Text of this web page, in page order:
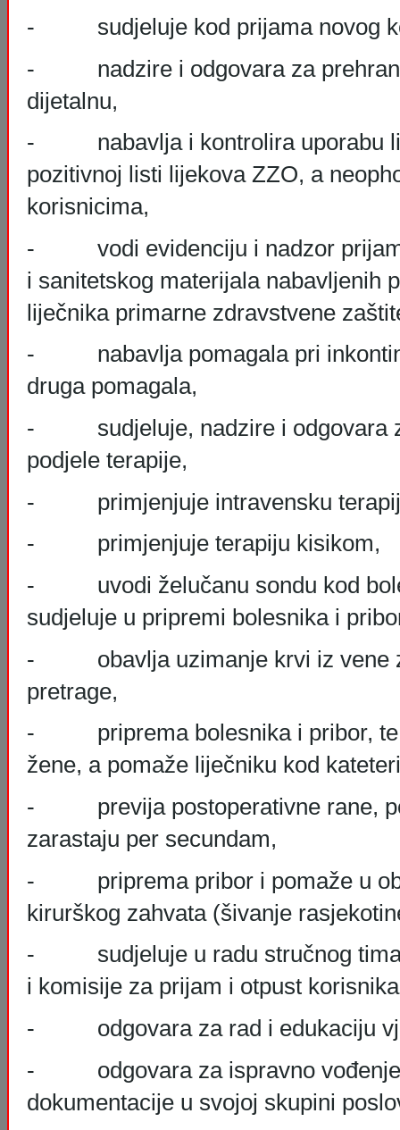
- sudjeluje kod prijama novog
- nadzire i odgovara za
dijetalnu,
- nabavlja i kontrolira uporabu
pozitivnoj listi lijekova ZZO, a
korisnicima,
- vodi evidenciju i nadzor
i sanitetskog materijala nabavljenih
liječnika primarne zdravstvene
- nabavlja pomagala pri
druga pomagala,
- sudjeluje, nadzire i odgovara
podjele terapije,
- primjenjuje intravensku
- primjenjuje terapiju kisikom,
- uvodi želučanu sondu kod
sudjeluje u pripremi bolesnika i
- obavlja uzimanje krvi iz vene
pretrage,
- priprema bolesnika i pribor, te
žene, a pomaže liječniku kod
- previja postoperativne rane,
zarastaju per secundam,
- priprema pribor i pomaže u
kirurškog zahvata (šivanje
- sudjeluje u radu stručnog tima,
i komisije za prijam i otpust
- odgovara za rad i edukaciju
- odgovara za ispravno vođenje
dokumentacije u svojoj skupini